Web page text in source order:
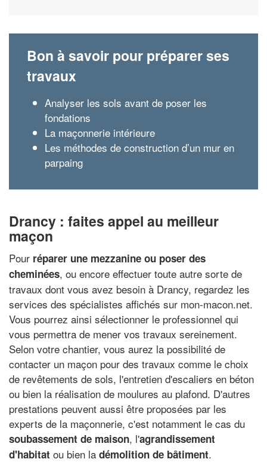
Bon à savoir pour préparer ses
travaux
Analyser les sols avant de poser les
fondations
La maçonnerie intérieure
Les méthodes de construction d’un mur en
parpaing
Drancy : faites appel au meilleur
maçon
Pour réparer une mezzanine ou poser des
cheminées, ou encore effectuer toute autre sorte de
travaux dont vous avez besoin à Drancy, regardez les
services des spécialistes affichés sur mon-macon.net.
Vous pourrez ainsi sélectionner le professionnel qui
vous permettra de mener vos travaux sereinement.
Selon votre chantier, vous aurez la possibilité de
contacter un maçon pour des travaux comme le choix
de revêtements de sols, l'entretien d'escaliers en béton
ou bien la réalisation de moulures au plafond. D'autres
prestations peuvent aussi être proposées par les
experts de la maçonnerie, c'est notamment le cas du
soubassement de maison, l'agrandissement
d'habitat ou bien la démolition de bâtiment.